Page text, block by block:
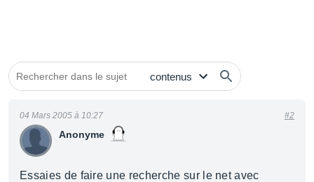
Anonyme
04 Mars 2005 à 10:27 #2
Essaies de faire une recherche sur le net avec